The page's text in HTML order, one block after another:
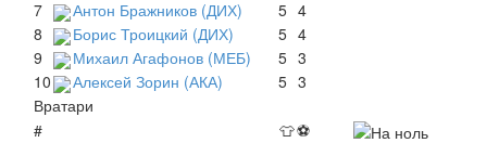
7
Антон Бражников (ДИХ) 5 4
8
Борис Троицкий (ДИХ) 5 4
9
Михаил Агафонов (МЕБ) 5 3
10
Алексей Зорин (АКА) 5 3
Вратари
#
👕⚽